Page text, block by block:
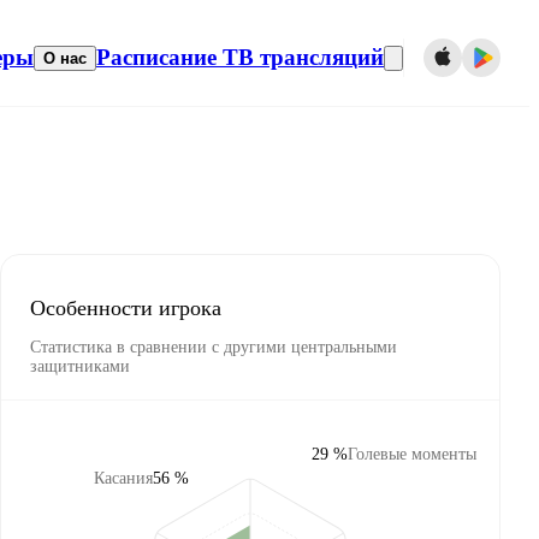
О нас Расписание ТВ трансляций
Особенности игрока
Статистика в сравнении с другими центральными
защитниками
Касания56 %
Голевые моменты
29 %